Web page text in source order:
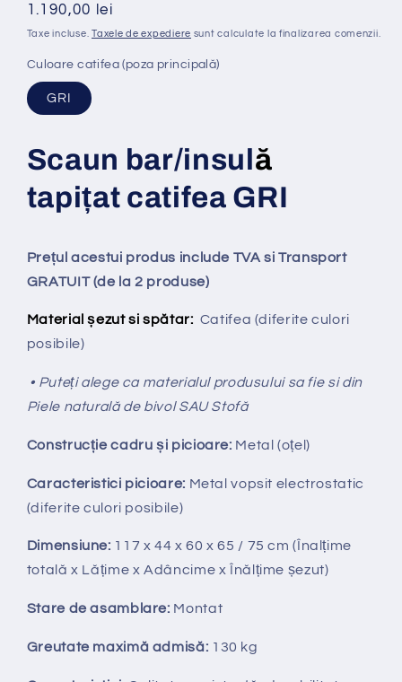
Preț
obișnuit
1.190,00 lei
Taxe incluse.Taxele de expediere sunt calculate la finalizarea comenzii.
Culoare catifea (poza principală)
GRI
Scaun bar/insulă
tapițat catifea GRI
Prețul acestui produs include TVA si Transport
GRATUIT (de la 2 produse)
Material șezut si spătar: Catifea (diferite culori
posibile)
• Puteți alege ca materialul produsului sa fie si din
Piele naturală de bivol SAU Stofă
Construcție cadru și picioare: Metal (oțel)
Caracteristici picioare: Metal vopsit electrostatic
(diferite culori posibile)
Dimensiune: 117 x 44 x 60 x 65 / 75cm (Înalțime
totală x Lățime x Adâncime x Înălțime șezut)
Stare de asamblare: Montat
Greutate maximă admisă: 130 kg